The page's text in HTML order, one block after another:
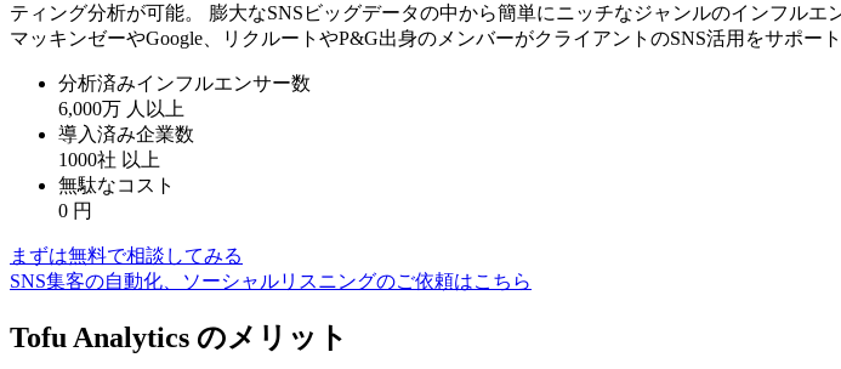
ティング分析が可能。 膨大なSNSビッグデータの中から簡単にニッチなジャンルのインフル
マッキンゼーやGoogle、リクルートやP&G出身のメンバーがクライアントのSNS活用をサポート
分析済みインフルエンサー数
6,000万 人以上
導入済み企業数
1000社 以上
無駄なコスト
0 円
まずは無料で相談してみる
SNS集客の自動化、ソーシャルリスニングのご依頼はこちら
Tofu Analytics のメリット